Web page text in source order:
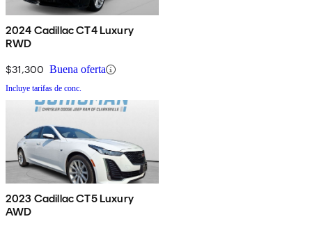
2024 Cadillac CT4 Luxury
RWD
$31,300 Buena oferta
Incluye tarifas de conc.
2023 Cadillac CT5 Luxury
AWD